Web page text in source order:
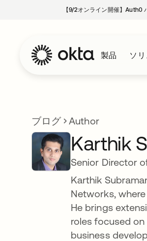
【9/2オンライン開催】Auth0
製品 ソ
ブログ Author
Karthik
Senior Director
Karthik
Networks,
He brings
roles focused
business